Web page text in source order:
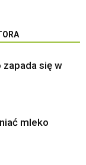
się w
mleko